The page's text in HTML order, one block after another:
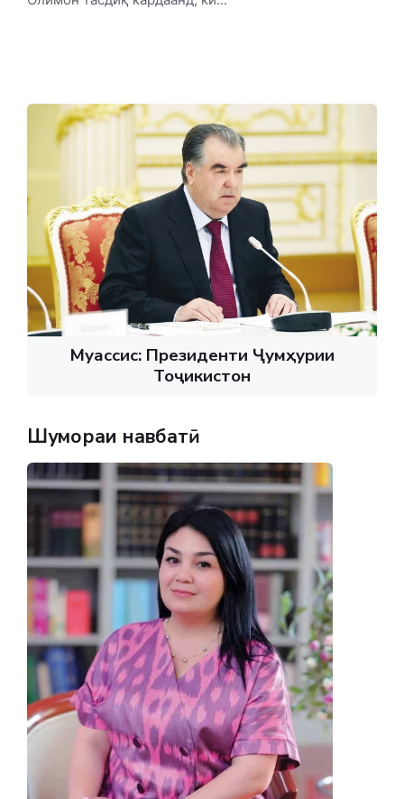
Муассис: Президенти Ҷумҳурии
Тоҷикистон
Шумораи навбатӣ